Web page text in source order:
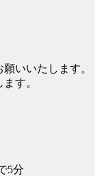
いいたします。
す。
5分